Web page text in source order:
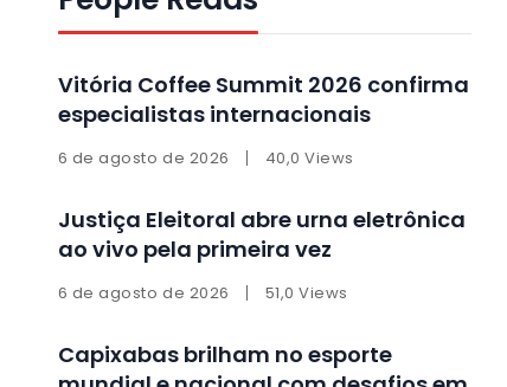
Vitória Coffee Summit 2026 confirma
especialistas internacionais
6 de agosto de 2026 40,0 Views
Justiça Eleitoral abre urna eletrônica
ao vivo pela primeira vez
6 de agosto de 2026 51,0 Views
Capixabas brilham no esporte